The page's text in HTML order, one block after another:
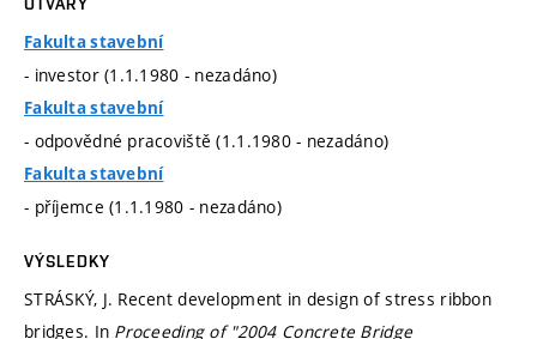
Fakulta stavební
- investor (1.1.1980 - nezadáno)
Fakulta stavební
- odpovědné pracoviště (1.1.1980 - nezadáno)
Fakulta stavební
- příjemce (1.1.1980 - nezadáno)
VÝSLEDKY
STRÁSKÝ, J. Recent development in design of stress ribbon
bridges. In Proceeding of "2004 Concrete Bridge